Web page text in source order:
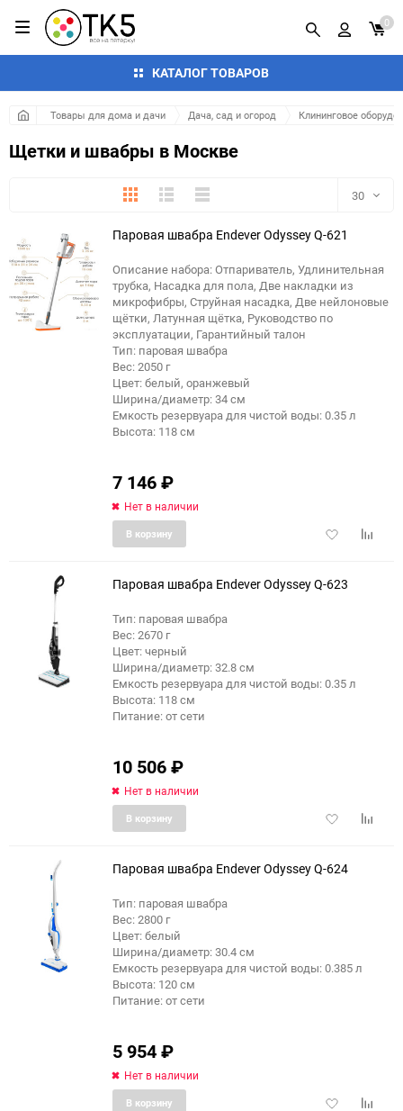
КАТАЛОГ ТОВАРОВ
0
Товары для дома и дачи Дача, сад и огород Клининговое
Щетки и швабры в Москве
ПлиткаПодробноКомпактно 30
30
60
еще 3 фото
Паровая швабра Endever Odyssey Q-621
Описание набора: Отпариватель, Удлинительная
трубка, Насадка для пола, Две накладки из
микрофибры, Струйная насадка, Две нейлоновые
щётки, Латунная щётка, Руководство по
эксплуатации, Гарантийный талон
Тип: паровая швабра
Вес: 2050 г
Цвет: белый, оранжевый
Ширина/диаметр: 34 см
Емкость резервуара для чистой воды: 0.35 л
Высота: 118 см
7 146₽
Нет в наличии
Добавить
В корзину
еще 2 фото
Паровая швабра Endever Odyssey Q-623
Тип: паровая швабра
Вес: 2670 г
Цвет: черный
Ширина/диаметр: 32.8 см
Емкость резервуара для чистой воды: 0.35 л
Высота: 118 см
Питание: от сети
10 506₽
Нет в наличии
Добавить
В корзину
еще 12 фото
Паровая швабра Endever Odyssey Q-624
Тип: паровая швабра
Вес: 2800 г
Цвет: белый
Ширина/диаметр: 30.4 см
Емкость резервуара для чистой воды: 0.385 л
Высота: 120 см
Питание: от сети
5 954₽
Нет в наличии
Добавить
В корзину